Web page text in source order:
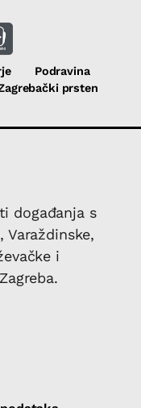
Podravina
prsten
događanja s
Varaždinske,
i